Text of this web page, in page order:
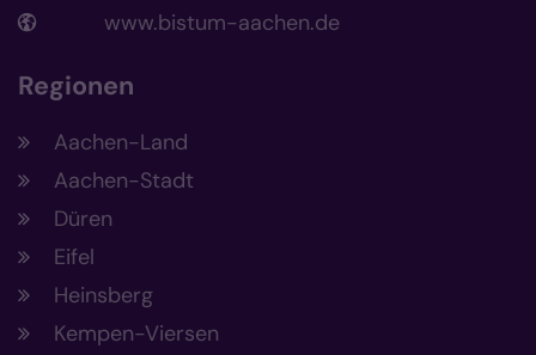
www.bistum-aachen.de
Regionen
Aachen-Land
Aachen-Stadt
Düren
Eifel
Heinsberg
Kempen-Viersen